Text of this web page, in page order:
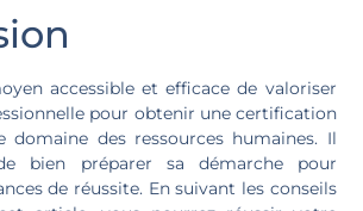
accessible et efficace de valoriser
pour obtenir une certification
domaine des ressources humaines. Il
bien préparer sa démarche pour
de réussite. En suivant les conseils